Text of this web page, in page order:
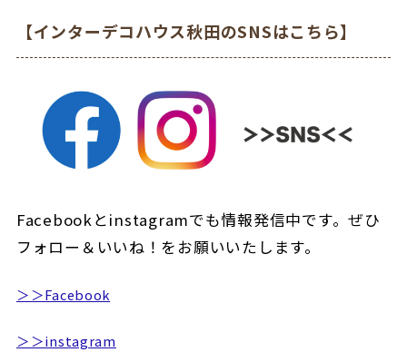
【インターデコハウス秋田のSNSはこちら】
Facebookとinstagramでも情報発信中です。ぜひ
フォロー＆いいね！をお願いいたします。
＞＞Facebook
＞＞instagram